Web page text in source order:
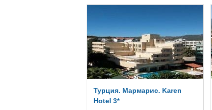
Турция. Мармарис. Karen
Hotel 3*